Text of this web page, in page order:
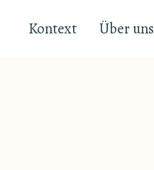
Kontext Über uns